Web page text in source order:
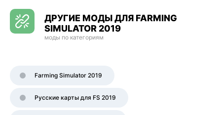
ДРУГИЕ МОДЫ ДЛЯ FARMING
SIMULATOR 2019
моды по категориям
Farming Simulator 2019
Русские карты для FS 2019